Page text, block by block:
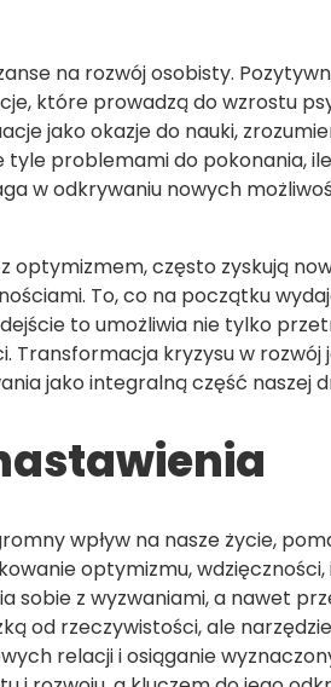
na rozwój osobisty.
które prowadzą do wzrostu
jako okazje do nauki,
tyle problemami do pokonania,
w odkrywaniu nowych
optymizmem, często zyskują
To, co na początku
to umożliwia nie tylko
kryzysu w rozwój
jako integralną część naszej
wpływ na nasze życie,
optymizmu,
sobie z wyzwaniami, a nawet
od rzeczywistości, ale
relacji i osiąganie